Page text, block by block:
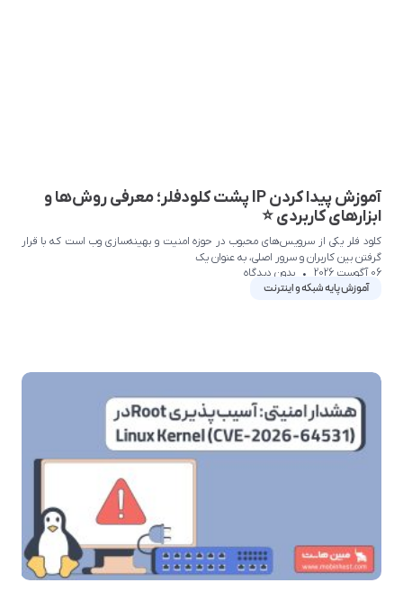
آموزش پایه شبکه و اینترنت
آموزش پیدا کردن IP پشت کلودفلر؛ معرفی روش‌ها و
ابزارهای کاربردی ⭐
کلود فلر یکی از سرویس‌های محبوب در حوزه امنیت و بهینه‌سازی وب است که با قرار
گرفتن بین کاربران و سرور اصلی، به عنوان یک
06 آگوست 2026
بدون دیدگاه